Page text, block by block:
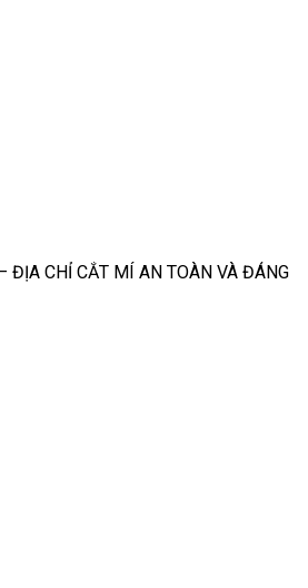
ĐỊA CHỈ CẮT MÍ AN TOÀN VÀ ĐÁNG